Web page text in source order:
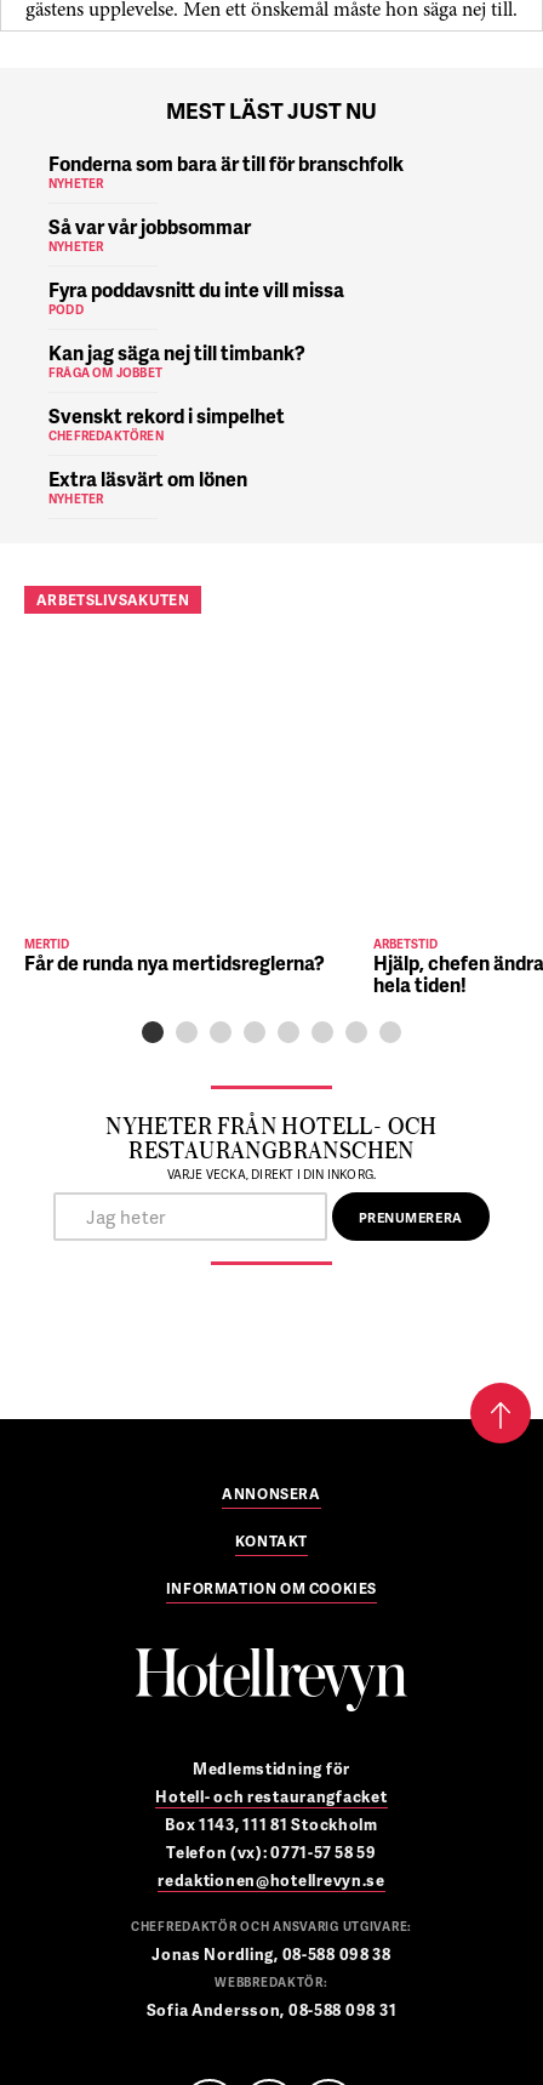
gästens upp­levelse. Men ett önskemål måste hon säga nej till.
MEST LÄST JUST NU
Fonderna som bara är till för branschfolk
NYHETER
Så var vår jobbsommar
NYHETER
Fyra poddavsnitt du inte vill missa
PODD
Kan jag säga nej till timbank?
FRÅGA OM JOBBET
Svenskt rekord i simpelhet
CHEFREDAKTÖREN
Extra läsvärt om lönen
NYHETER
ARBETSLIVSAKUTEN
MERTID
Får de runda nya mertidsreglerna?
ARBETSTID
Hjälp, chefen
hela tiden!
NYHETER FRÅN HOTELL- OCH
RESTAURANGBRANSCHEN
VARJE VECKA, DIREKT I DIN INKORG.
ANNONSERA
KONTAKT
INFORMATION OM COOKIES
Medlemstidning för
Hotell- och restaurangfacket
Box 1143, 111 81 Stockholm
Telefon (vx): 0771-57 58 59
redaktionen@hotellrevyn.se
CHEFREDAKTÖR OCH ANSVARIG UTGIVARE:
Jonas Nordling, 08-588 098 38
WEBBREDAKTÖR:
Sofia Andersson, 08-588 098 31